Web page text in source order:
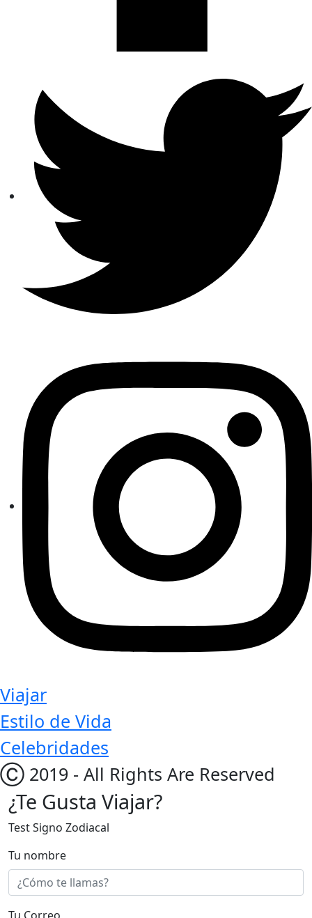
Viajar
Estilo de Vida
Celebridades
Ⓒ 2019 - All Rights Are Reserved
¿Te Gusta Viajar?
Test Signo Zodiacal
Tu nombre